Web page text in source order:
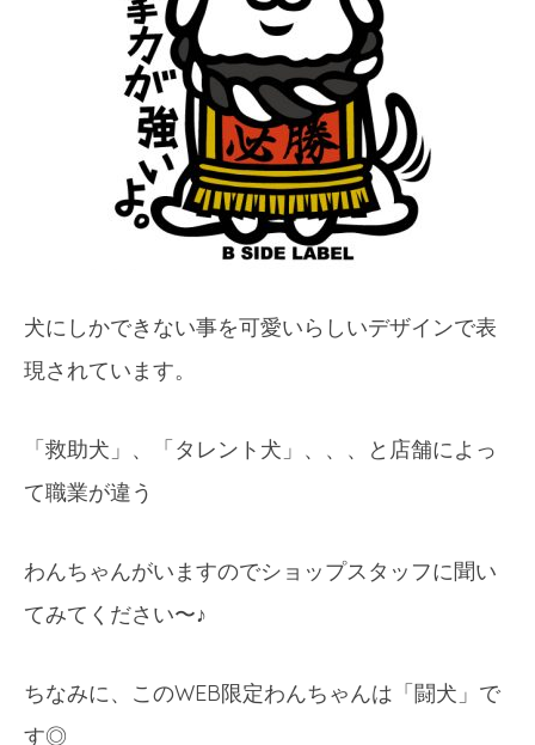
犬にしかできない事を可愛いらしいデザインで表
現されています。
「救助犬」、「タレント犬」、、、と店舗によっ
て職業が違う
わんちゃんがいますのでショップスタッフに聞い
てみてください〜♪
ちなみに、このWEB限定わんちゃんは「闘犬」で
す◎